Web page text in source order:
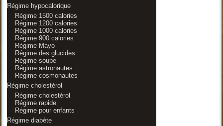
Régime hypocalorique
Régime 1500 calories
Régime 1200 calories
Régime 1000 calories
Régime 900 calories
Régime Mayo
Régime des glucides
Régime soupe
Régime astronautes
Régime cosmonautes
Régime cholestérol
Régime cholestérol
Régime rapide
Régime pour enfants
Régime diabète